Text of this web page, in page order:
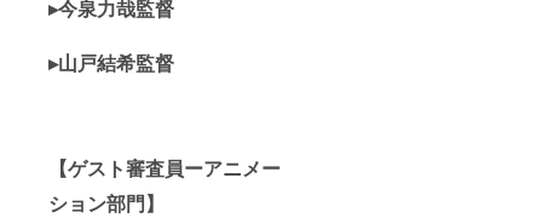
▸今泉力哉監督
▸山戸結希監督
【ゲスト審査員ーアニメー
ション部門】